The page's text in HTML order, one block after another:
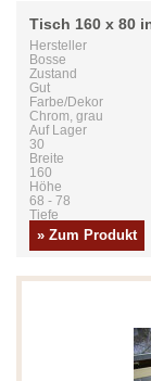
Tisch 160 x 80
Hersteller
Bosse
Zustand
Gut
Farbe/Dekor
Chrom, grau
Auf Lager
30
Breite
160
Höhe
68 - 78
Tiefe
» Zum Produkt